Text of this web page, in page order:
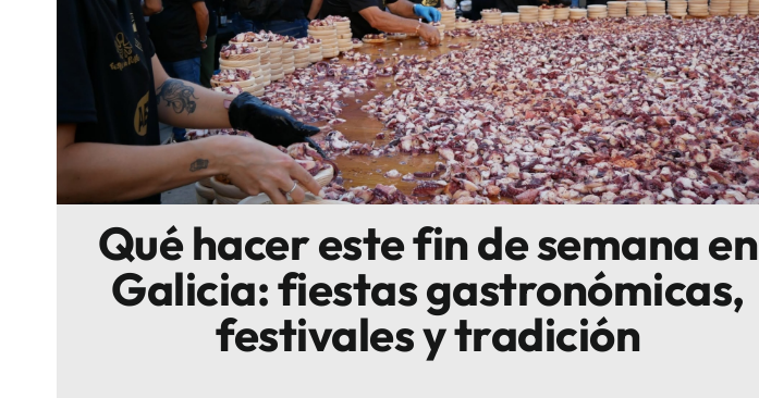
Sostenibilidad
Innova
Qué hacer este fin de semana en
Galicia: fiestas gastronómicas,
festivales y tradición